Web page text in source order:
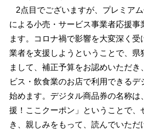
2点目でございますが、プレミア
による小売・サービス事業者応援事
ます。コロナ禍で影響を大変深く
業者を支援しようということで、県
まして、補正予算をお認めいただき
ビス・飲食業のお店で利用できるデ
始めます。デジタル商品券の名称は
援！ここクーポン」ということで、
き、親しみをもって、読んでいただ